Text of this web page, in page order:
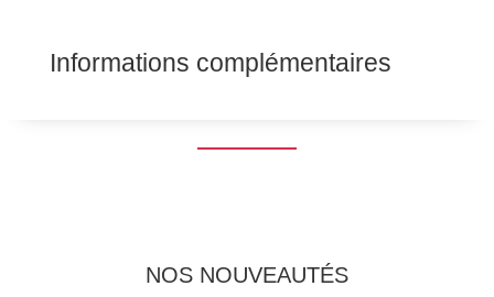
Informations complémentaires
NOS NOUVEAUTÉS